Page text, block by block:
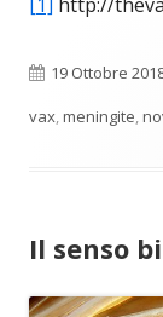
Pubblicato
19 Ottobre
vax,meningite,
Il senso